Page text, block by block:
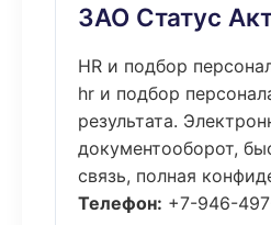
ЗАО Статус
HR и подбор
hr и подбор
результата.
документооборот,
связь, полная
Телефон: +7-946-